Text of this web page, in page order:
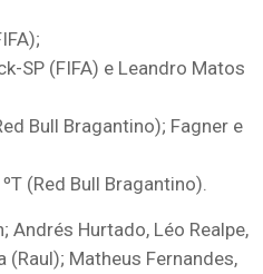
SP (FIFA) e Leandro Matos
Bull Bragantino); Fagner e
(Red Bull Bragantino).
Andrés Hurtado, Léo Realpe,
(Raul); Matheus Fernandes,